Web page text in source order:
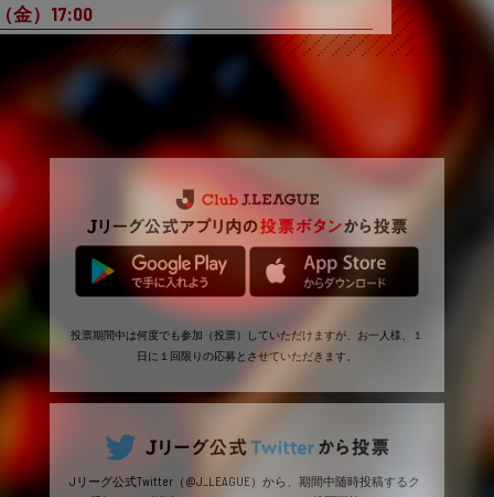
金）17:00
投票期間中は何度でも参加（投票）していただけますが、お一人様、１
日に１回限りの応募とさせていただきます。
Jリーグ公式Twitter（@J_LEAGUE）から、期間中随時投稿するク